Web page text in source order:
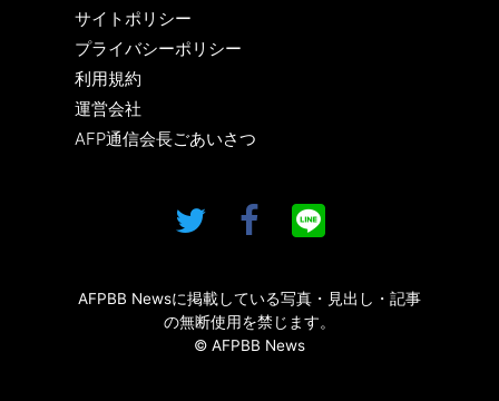
サイトポリシー
プライバシーポリシー
利用規約
運営会社
AFP通信会長ごあいさつ
AFPBB Newsに掲載している写真・見出し・記事
の無断使用を禁じます。
© AFPBB News